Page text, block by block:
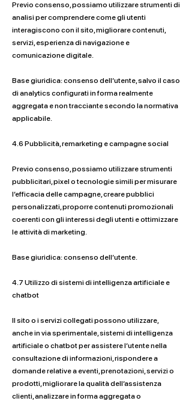
Previo consenso, possiamo utilizzare strumenti di
analisi per comprendere come gli utenti
interagiscono con il sito, migliorare contenuti,
servizi, esperienza di navigazione e
comunicazione digitale.
Base giuridica: consenso dell’utente, salvo il caso
di analytics configurati in forma realmente
aggregata e non tracciante secondo la normativa
applicabile.
4.6 Pubblicità, remarketing e campagne social
Previo consenso, possiamo utilizzare strumenti
pubblicitari, pixel o tecnologie simili per misurare
l’efficacia delle campagne, creare pubblici
personalizzati, proporre contenuti promozionali
coerenti con gli interessi degli utenti e ottimizzare
le attività di marketing.
Base giuridica: consenso dell’utente.
4.7 Utilizzo di sistemi di intelligenza artificiale e
chatbot
Il sito o i servizi collegati possono utilizzare,
anche in via sperimentale, sistemi di intelligenza
artificiale o chatbot per assistere l’utente nella
consultazione di informazioni, rispondere a
domande relative a eventi, prenotazioni, servizi o
prodotti, migliorare la qualità dell’assistenza
clienti, analizzare in forma aggregata o